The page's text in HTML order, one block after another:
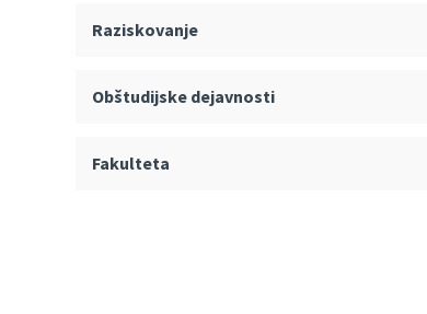
Raziskovanje
Obštudijske dejavnosti
Fakulteta